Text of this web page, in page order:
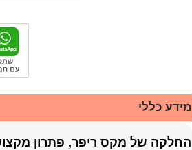
מידע כללי
החלקה של מקס ריפר, פתרון